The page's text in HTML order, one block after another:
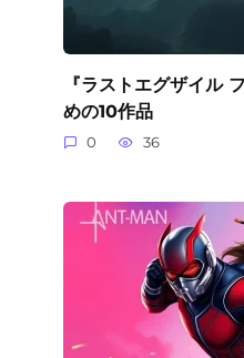
『ラストエグザイル
めの10作品
0 36